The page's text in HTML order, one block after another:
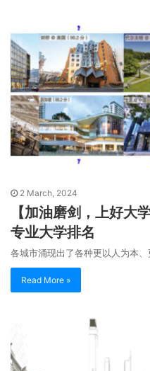
2 March, 2024
【加油磨剑，上好
专业大学排名
各城市涌现出了各种更以人为本
Read More »